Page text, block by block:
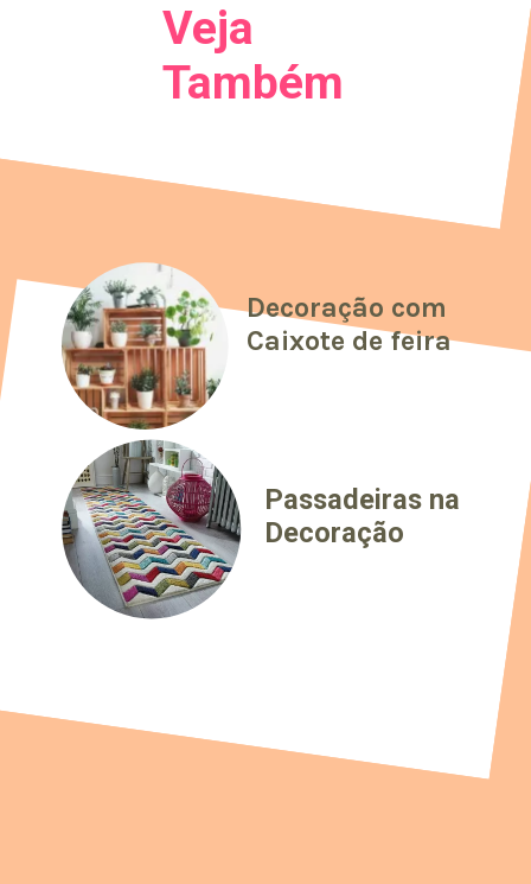
Veja
Também
Decoração com
Caixote de feira
Passadeiras na
Decoração